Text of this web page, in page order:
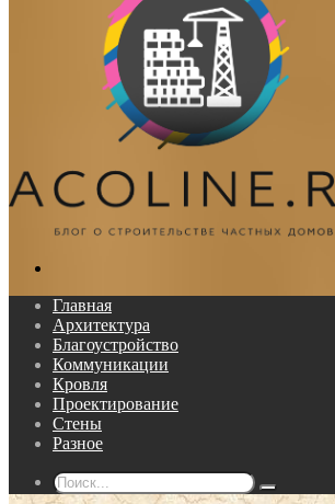
Главная
Архитектура
Благоустройство
Коммуникации
Кровля
Проектирование
Стены
Разное
Поиск...